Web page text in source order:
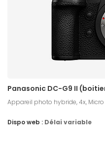
Panasonic DC-G9 II
Appareil photo hybride, 4x, Micro
Dispo web : Délai variable